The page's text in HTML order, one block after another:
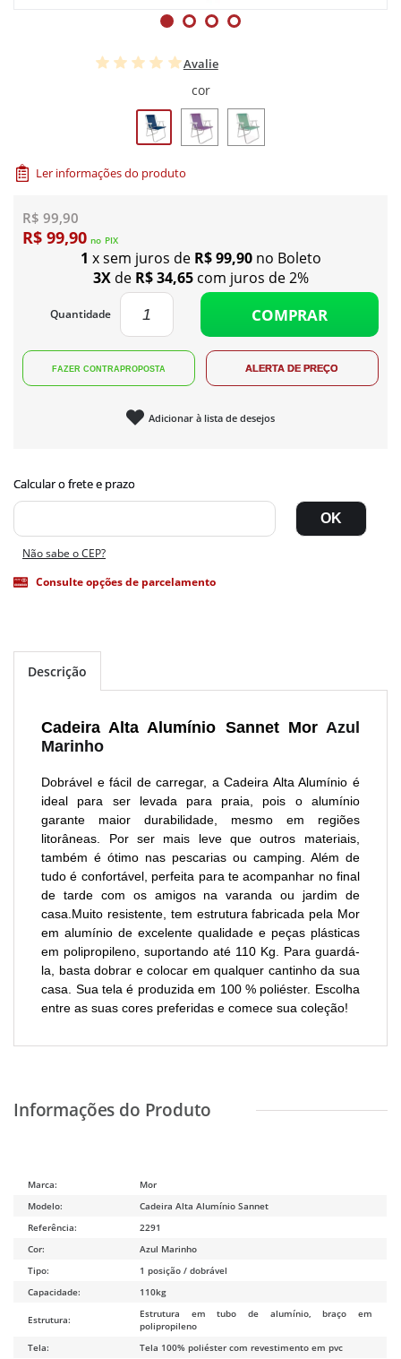
Avalie
cor
Ler informações do produto
R$ 99,90
R$ 99,90 no PIX
1 x sem juros de R$ 99,90no Boleto
3Xde R$ 34,65 com juros de 2%
Quantidade COMPRAR
Adicionar à lista de desejos
Não sabe o CEP?
Consulte opções de parcelamento
Descrição
Cadeira Alta Alumínio Sannet Mor Azul
Marinho
Dobrável e fácil de carregar, a Cadeira Alta Alumínio é
ideal para ser levada para praia, pois o alumínio
garante maior durabilidade, mesmo em regiões
litorâneas. Por ser mais leve que outros materiais,
também é ótimo nas pescarias ou camping. Além de
tudo é confortável, perfeita para te acompanhar no final
de tarde com os amigos na varanda ou jardim de
casa.Muito resistente, tem estrutura fabricada pela Mor
em alumínio de excelente qualidade e peças plásticas
em polipropileno, suportando até 110 Kg. Para guardá-
la, basta dobrar e colocar em qualquer cantinho da sua
casa. Sua tela é produzida em 100 % poliéster. Escolha
entre as suas cores preferidas e comece sua coleção!
Marca:
Mor
Modelo:
Cadeira Alta Alumínio Sannet
Referência:
2291
Cor:
Azul Marinho
Tipo:
1 posição / dobrável
Capacidade:
110kg
Estrutura:
Estrutura em tubo de alumínio, braço em
polipropileno
Tela:
Tela 100% poliéster com revestimento em pvc